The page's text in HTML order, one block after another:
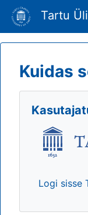
Tartu
Kuidas
Logi sisse